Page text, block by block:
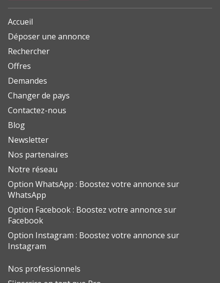
Accueil
Déposer une annonce
Rechercher
Offres
Demandes
Changer de pays
Contactez-nous
Blog
Newsletter
Nos partenaires
Notre réseau
Option WhatsApp : Boostez votre annonce sur
WhatsApp
Option Facebook : Boostez votre annonce sur
Facebook
Option Instagram : Boostez votre annonce sur
Instagram
Nos professionnels